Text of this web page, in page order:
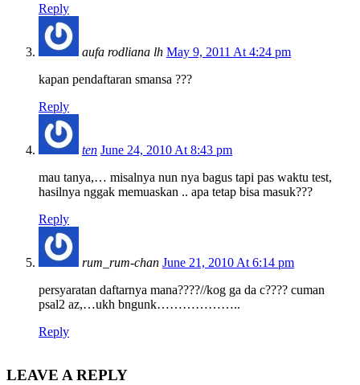
Reply
aufa rodliana lh May 9, 2011 At 4:24 pm
kapan pendaftaran smansa ???
Reply
ten June 24, 2010 At 8:43 pm
mau tanya,… misalnya nun nya bagus tapi pas waktu test,
hasilnya nggak memuaskan .. apa tetap bisa masuk???
Reply
rum_rum-chan June 21, 2010 At 6:14 pm
persyaratan daftarnya mana????//kog ga da c???? cuman
psal2 az,…ukh bngunk………………..
Reply
LEAVE A REPLY